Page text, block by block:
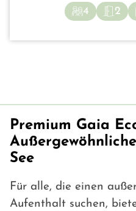
4 2
Premium Gaia
See
Für alle, die einen
Aufenthalt suchen,